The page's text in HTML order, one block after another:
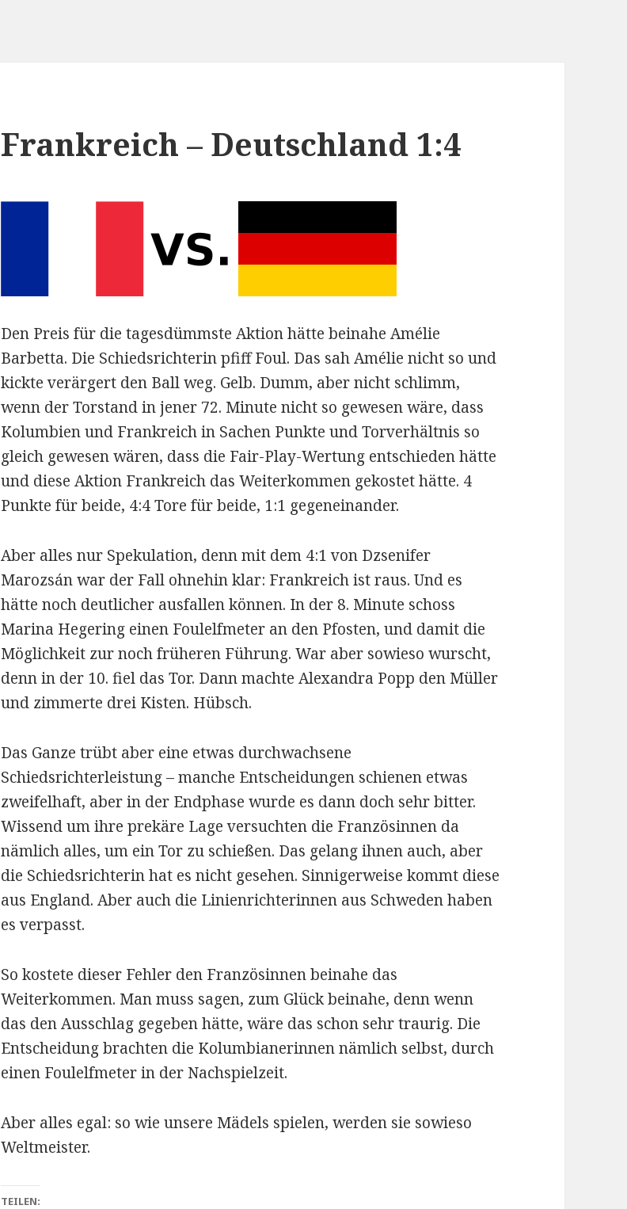
Frankreich – Deutschland 1:4
Den Preis für die tagesdümmste Aktion hätte beinahe Amélie
Barbetta. Die Schiedsrichterin pfiff Foul. Das sah Amélie nicht so und
kickte verärgert den Ball weg. Gelb. Dumm, aber nicht schlimm,
wenn der Torstand in jener 72. Minute nicht so gewesen wäre, dass
Kolumbien und Frankreich in Sachen Punkte und Torverhältnis so
gleich gewesen wären, dass die Fair-Play-Wertung entschieden hätte
und diese Aktion Frankreich das Weiterkommen gekostet hätte. 4
Punkte für beide, 4:4 Tore für beide, 1:1 gegeneinander.
Aber alles nur Spekulation, denn mit dem 4:1 von Dzsenifer
Marozsán war der Fall ohnehin klar: Frankreich ist raus. Und es
hätte noch deutlicher ausfallen können. In der 8. Minute schoss
Marina Hegering einen Foulelfmeter an den Pfosten, und damit die
Möglichkeit zur noch früheren Führung. War aber sowieso wurscht,
denn in der 10. fiel das Tor. Dann machte Alexandra Popp den Müller
und zimmerte drei Kisten. Hübsch.
Das Ganze trübt aber eine etwas durchwachsene
Schiedsrichterleistung – manche Entscheidungen schienen etwas
zweifelhaft, aber in der Endphase wurde es dann doch sehr bitter.
Wissend um ihre prekäre Lage versuchten die Französinnen da
nämlich alles, um ein Tor zu schießen. Das gelang ihnen auch, aber
die Schiedsrichterin hat es nicht gesehen. Sinnigerweise kommt diese
aus England. Aber auch die Linienrichterinnen aus Schweden haben
es verpasst.
So kostete dieser Fehler den Französinnen beinahe das
Weiterkommen. Man muss sagen, zum Glück beinahe, denn wenn
das den Ausschlag gegeben hätte, wäre das schon sehr traurig. Die
Entscheidung brachten die Kolumbianerinnen nämlich selbst, durch
einen Foulelfmeter in der Nachspielzeit.
Aber alles egal: so wie unsere Mädels spielen, werden sie sowieso
Weltmeister.
TEILEN: